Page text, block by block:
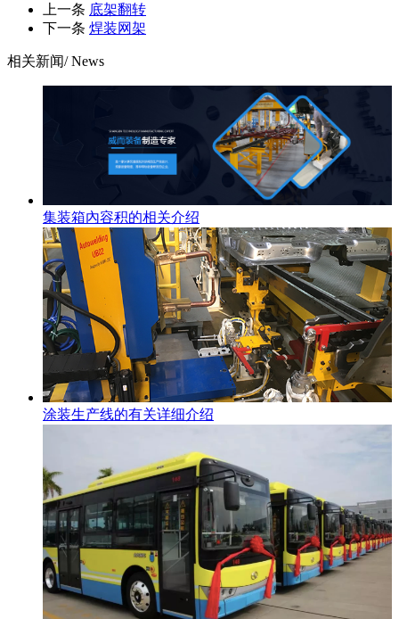
上一条 底架翻转
下一条 焊装网架
相关新闻/ News
集装箱內容积的相关介绍
涂装生产线的有关详细介绍